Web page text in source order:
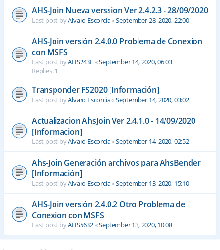
AHS-Join Nueva verssion Ver 2.4.2.3 - 28/09/2020
Last post byAlvaro Escorcia«September 28, 2020, 22:00
AHS-Join versión 2.4.0.0 Problema de Conexion
con MSFS
Last post byAHS243E«September 14, 2020, 06:03
Replies:1
Transponder FS2020 [Información]
Last post byAlvaro Escorcia«September 14, 2020, 03:02
Actualizacion AhsJoin Ver 2.4.1.0 - 14/09/2020
[Informacion]
Last post byAlvaro Escorcia«September 14, 2020, 02:52
Ahs-Join Generación archivos para AhsBender
[Información]
Last post byAlvaro Escorcia«September 13, 2020, 15:10
AHS-Join versión 2.4.0.2 Otro Problema de
Conexion con MSFS
Last post byAHS5632«September 13, 2020, 10:08